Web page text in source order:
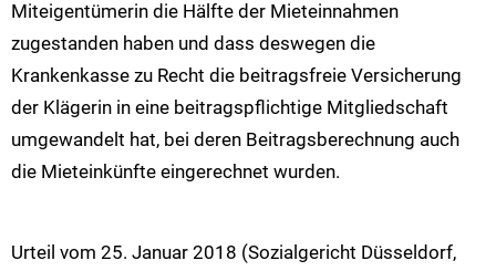
Miteigentümerin die Hälfte der Mieteinnahmen
zugestanden haben und dass deswegen die
Krankenkasse zu Recht die beitragsfreie Versicherung
der Klägerin in eine beitragspflichtige Mitgliedschaft
umgewandelt hat, bei deren Beitragsberechnung auch
die Mieteinkünfte eingerechnet wurden.
Urteil vom 25. Januar 2018 (Sozialgericht Düsseldorf,